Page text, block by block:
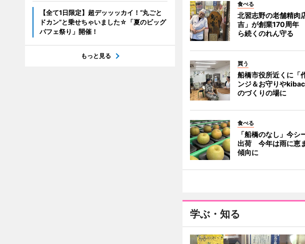
食べる
北習志野の老舗精肉
吉」が創業170周年
ら続くのれん守る
買う
船橋市役所近くに「
ンジ＆お守りや
のづくりの場に
食べる
「船橋のなし」今シ
出荷 今年は雨に恵
傾向に
学ぶ・知る
【全て1日限定】超デッッッカイ！“丸ごと
ドカン”と乗せちゃいました☆「夏のビッグ
パフェ祭り」開催！
もっと見る